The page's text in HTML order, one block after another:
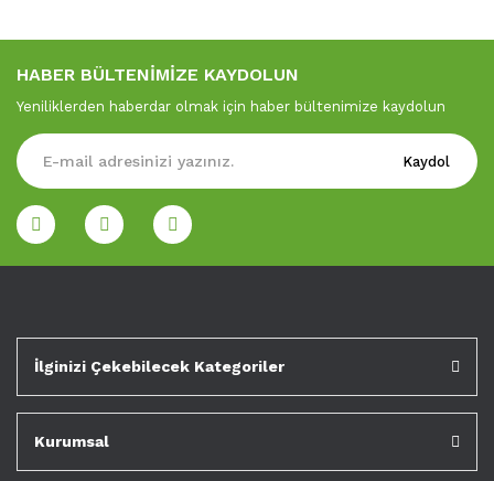
HABER BÜLTENİMİZE KAYDOLUN
Yeniliklerden haberdar olmak için haber bültenimize kaydolun
Kaydol
İlginizi Çekebilecek Kategoriler
Kurumsal